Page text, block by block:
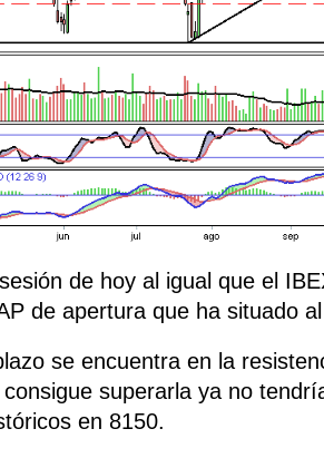
de hoy al igual que el
de apertura que ha situado
se encuentra en la
superarla ya no
en 8150.